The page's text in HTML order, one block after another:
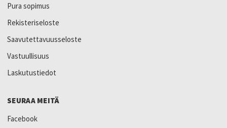
Pura sopimus
Rekisteriseloste
Saavutettavuusseloste
Vastuullisuus
Laskutustiedot
SEURAA MEITÄ
Facebook